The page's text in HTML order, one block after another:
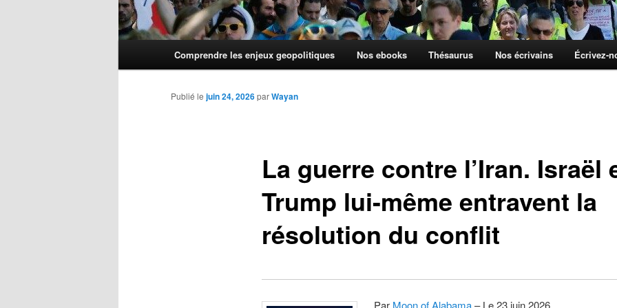
Comprendre les enjeux geopolitiques Nos ebooks Thésaurus Nos écrivains Écrivez-
La guerre contre l’Iran. Israël
Trump lui-même entravent la
résolution du conflit
Publié le juin 24, 2026parWayan
Par Moon of Alabama– Le 23 juin 2026